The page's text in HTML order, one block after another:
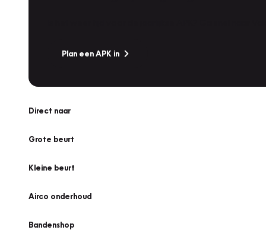
Plan een APK in
Direct naar
Grote beurt
Kleine beurt
Airco onderhoud
Bandenshop